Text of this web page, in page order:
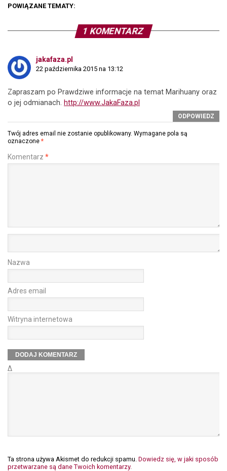
POWIĄZANE TEMATY:
1 KOMENTARZ
jakafaza.pl
22 października 2015 na 13:12
Zapraszam po Prawdziwe informacje na temat Marihuany oraz
o jej odmianach. http://www.JakaFaza.pl
ODPOWIEDZ
Twój adres email nie zostanie opublikowany. Wymagane pola są
oznaczone *
Komentarz *
Nazwa
Adres email
Witryna internetowa
Δ
Ta strona używa Akismet do redukcji spamu. Dowiedz się, w jaki sposób
przetwarzane są dane Twoich komentarzy.